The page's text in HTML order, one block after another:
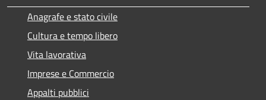
Anagrafe e stato civile
Cultura e tempo libero
Vita lavorativa
Imprese e Commercio
Appalti pubblici